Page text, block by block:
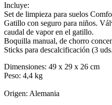
Incluye:
Set de limpieza para suelos
Gatillo con seguro para niños.
caudal de vapor en el gatillo.
Boquilla manual, de chorro
Sticks para descalcificación (3
Dimensiones: 49 x 29 x 26 cm
Peso: 4,4 kg
Origen: Alemania